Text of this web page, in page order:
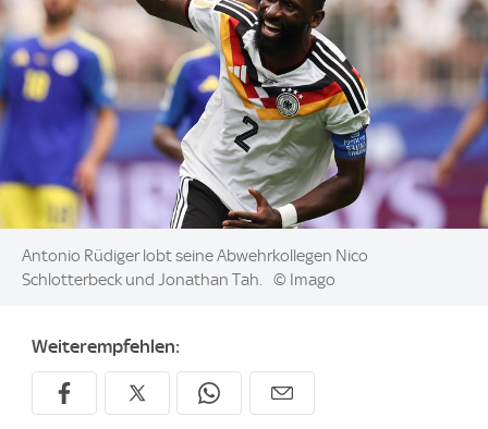
Image:
Antonio Rüdiger lobt seine Abwehrkollegen Nico
Schlotterbeck und Jonathan Tah.
© Imago
Weiterempfehlen: